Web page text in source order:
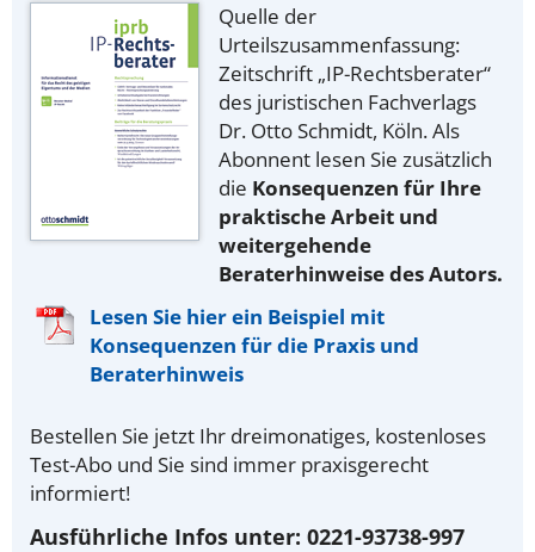
Quelle der
Urteilszusammenfassung:
Zeitschrift „IP-Rechtsberater“
des juristischen Fachverlags
Dr. Otto Schmidt, Köln. Als
Abonnent lesen Sie zusätzlich
die Konsequenzen für Ihre
praktische Arbeit und
weitergehende
Beraterhinweise des Autors.
Lesen Sie hier ein Beispiel mit
Konsequenzen für die Praxis und
Beraterhinweis
Bestellen Sie jetzt Ihr dreimonatiges, kostenloses
Test-Abo und Sie sind immer praxisgerecht
informiert!
Ausführliche Infos unter: 0221-93738-997